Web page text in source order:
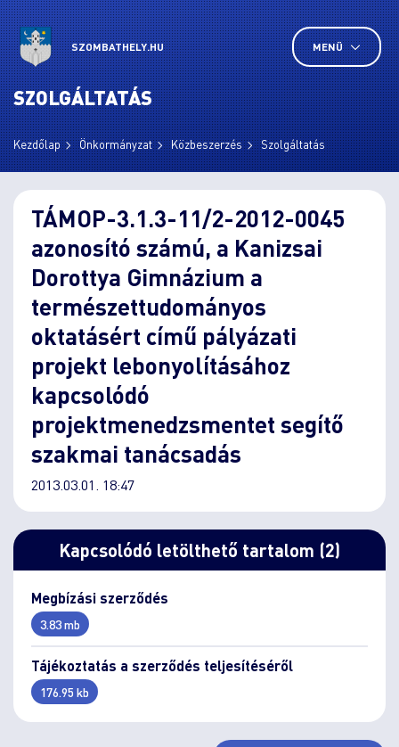
SZOMBATHELY.HU MENÜ
SZOLGÁLTATÁS
Kezdőlap Önkormányzat Közbeszerzés Szolgáltatás
TÁMOP-3.1.3-11/2-2012-0045
azonosító számú, a Kanizsai
Dorottya Gimnázium a
természettudományos
oktatásért című pályázati
projekt lebonyolításához
kapcsolódó
projektmenedzsmentet segítő
szakmai tanácsadás
2013.03.01. 18:47
Kapcsolódó letölthető tartalom (2)
Megbízási szerződés
3.83 mb
Tájékoztatás a szerződés teljesítéséről
176.95 kb